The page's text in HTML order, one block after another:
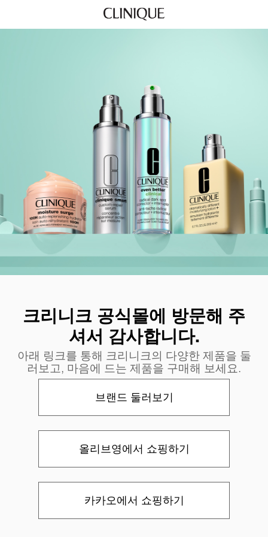
크리니크 공식몰에 방문해 주
셔서 감사합니다.
아래 링크를 통해 크리니크의 다양한 제품을 둘
러보고, 마음에 드는 제품을 구매해 보세요.
브랜드 둘러보기
올리브영에서 쇼핑하기
카카오에서 쇼핑하기